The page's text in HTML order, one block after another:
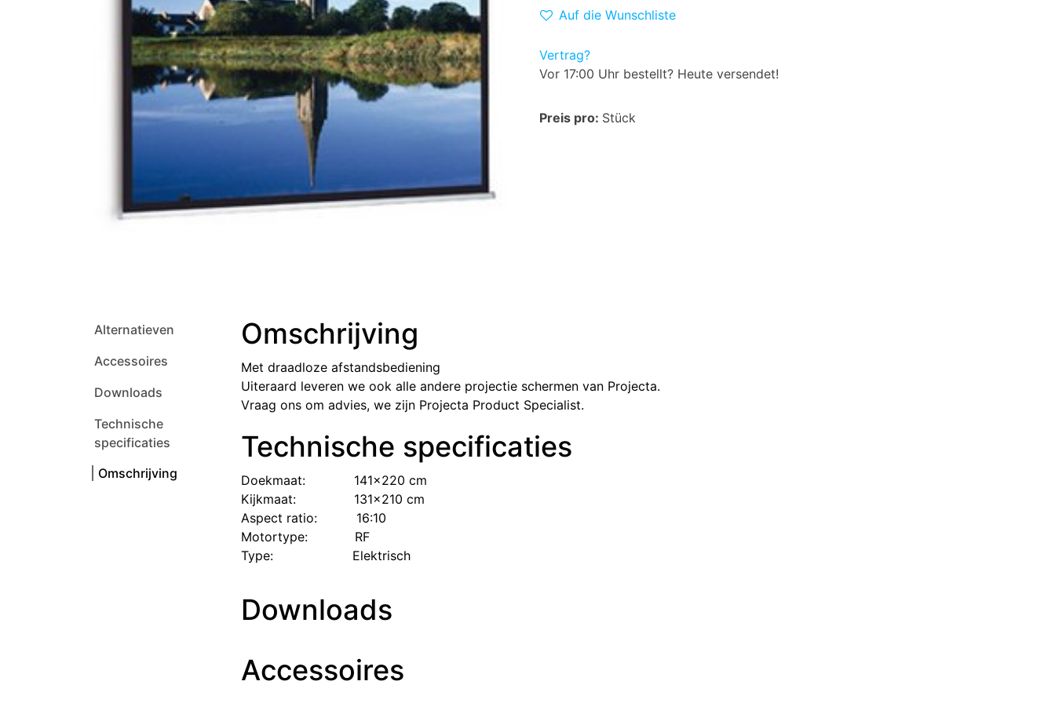
Auf die Wunschliste
Vertrag?
Vor 17:00 Uhr bestellt? Heute versendet!
Preis pro: Stück
Alternatieven
Accessoires
Downloads
Technische
specificaties
Omschrijving
Omschrijving
Met draadloze afstandsbediening
Uiteraard leveren we ook alle andere projectie schermen van Projecta.
Vraag ons om advies, we zijn Projecta Product Specialist.
Technische specificaties
Doekmaat: ​ ​
​141x220 cm
Kijkmaat: ​ ​
​131x210 cm
Aspect ratio: ​ ​
​16:10
Motortype: ​ ​
​RF
Type: ​ ​
​Elektrisch​
Downloads
Accessoires